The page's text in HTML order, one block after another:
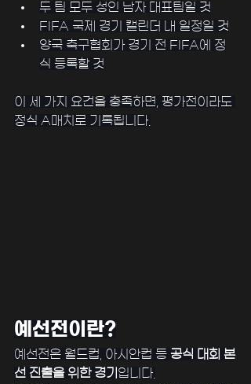
두 팀 모두 성인 남자 대표팀일 것
FIFA 국제 경기 캘린더 내 일정일 것
양국 축구협회가 경기 전 FIFA에 정
식 등록할 것
﻿이 세 가지 요건을 충족하면, 평가전이라도
정식 A매치로 기록됩니다.
예선전이란?
예선전은 월드컵, 아시안컵 등 공식 대회 본
선 진출을 위한 경기 입니다.